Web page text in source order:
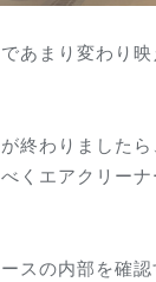
あまり変わり
終わりました
くエアクリー
スの内部を確